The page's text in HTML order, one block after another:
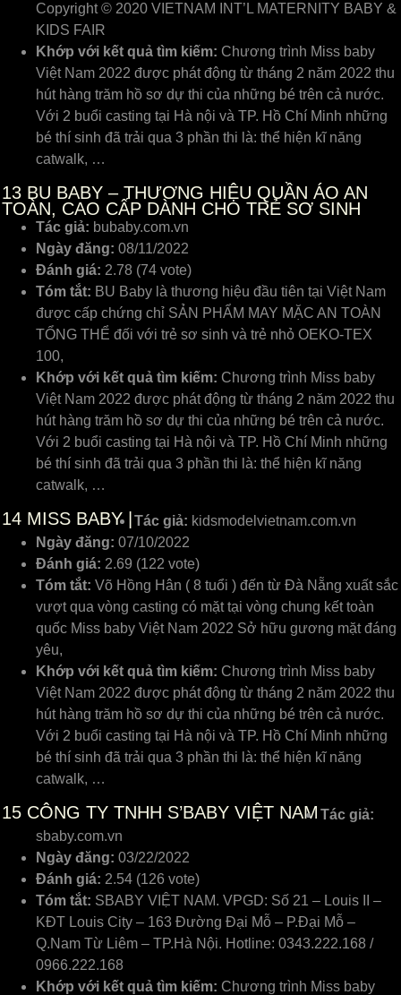
Copyright © 2020 VIETNAM INT’L MATERNITY BABY &
KIDS FAIR
Khớp với kết quả tìm kiếm: Chương trình Miss baby
Việt Nam 2022 được phát động từ tháng 2 năm 2022 thu
hút hàng trăm hồ sơ dự thi của những bé trên cả nước.
Với 2 buổi casting tại Hà nội và TP. Hồ Chí Minh những
bé thí sinh đã trải qua 3 phần thi là: thể hiện kĩ năng
catwalk, …
13 BU BABY – THƯƠNG HIỆU QUẦN ÁO AN
TOÀN, CAO CẤP DÀNH CHO TRẺ SƠ SINH
Tác giả: bubaby.com.vn
Ngày đăng: 08/11/2022
Đánh giá: 2.78 (74 vote)
Tóm tắt: BU Baby là thương hiệu đầu tiên tại Việt Nam
được cấp chứng chỉ SẢN PHẨM MAY MẶC AN TOÀN
TỔNG THỂ đối với trẻ sơ sinh và trẻ nhỏ OEKO-TEX
100,
Khớp với kết quả tìm kiếm: Chương trình Miss baby
Việt Nam 2022 được phát động từ tháng 2 năm 2022 thu
hút hàng trăm hồ sơ dự thi của những bé trên cả nước.
Với 2 buổi casting tại Hà nội và TP. Hồ Chí Minh những
bé thí sinh đã trải qua 3 phần thi là: thể hiện kĩ năng
catwalk, …
14 MISS BABY | Tác giả: kidsmodelvietnam.com.vn
Ngày đăng: 07/10/2022
Đánh giá: 2.69 (122 vote)
Tóm tắt: Võ Hồng Hân ( 8 tuổi ) đến từ Đà Nẵng xuất sắc
vượt qua vòng casting có mặt tại vòng chung kết toàn
quốc Miss baby Việt Nam 2022 Sở hữu gương mặt đáng
yêu,
Khớp với kết quả tìm kiếm: Chương trình Miss baby
Việt Nam 2022 được phát động từ tháng 2 năm 2022 thu
hút hàng trăm hồ sơ dự thi của những bé trên cả nước.
Với 2 buổi casting tại Hà nội và TP. Hồ Chí Minh những
bé thí sinh đã trải qua 3 phần thi là: thể hiện kĩ năng
catwalk, …
15 CÔNG TY TNHH S’BABY VIỆT NAM Tác giả:
sbaby.com.vn
Ngày đăng: 03/22/2022
Đánh giá: 2.54 (126 vote)
Tóm tắt: SBABY VIỆT NAM. VPGD: Số 21 – Louis II –
KĐT Louis City – 163 Đường Đại Mỗ – P.Đại Mỗ –
Q.Nam Từ Liêm – TP.Hà Nội. Hotline: 0343.222.168 /
0966.222.168
Khớp với kết quả tìm kiếm: Chương trình Miss baby